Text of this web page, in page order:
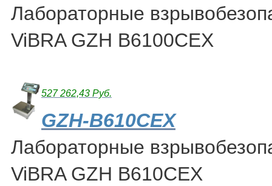
Лабораторные
ViBRA GZH B6100CEX
527 262,43 Руб.
GZH-B610CEX
Лабораторные
ViBRA GZH B610CEX